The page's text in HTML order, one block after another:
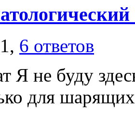
6 ответов
Я не буду
для